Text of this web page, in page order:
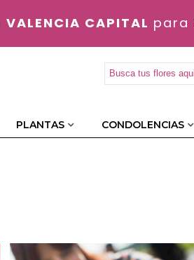
VALENCIA CAPITAL para
PLANTAS CONDOLENCIAS